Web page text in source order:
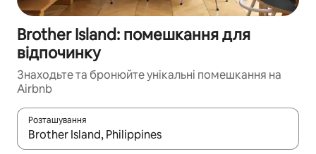
Brother Island: помешкання для
відпочинку
Знаходьте та бронюйте унікальні помешкання на
Airbnb
Розташування
Отримавши результати пошуку, використовуйте для